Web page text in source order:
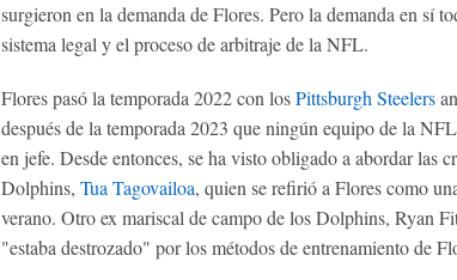
surgieron en la demanda de Flores. Pero la demanda en sí
sistema legal y el proceso de arbitraje de la NFL.
Flores pasó la temporada 2022 con losPittsburgh Steelers
después de la temporada 2023 que ningún equipo de la
en jefe. Desde entonces, se ha visto obligado a abordar las
Dolphins, Tua Tagovailoa, quien se refirió a Flores como
verano. Otro ex mariscal de campo de los Dolphins, Ryan
"estaba destrozado" por los métodos de entrenamiento de